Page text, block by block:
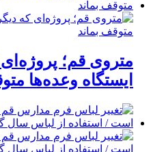
متروی قم؛ پروژه‌ای
ایستگاه وعده‌ها